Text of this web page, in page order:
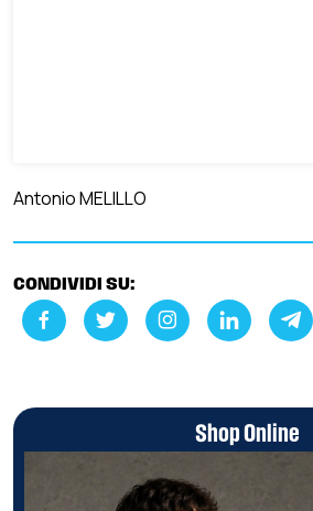
Antonio MELILLO
CONDIVIDI SU:
Shop Online